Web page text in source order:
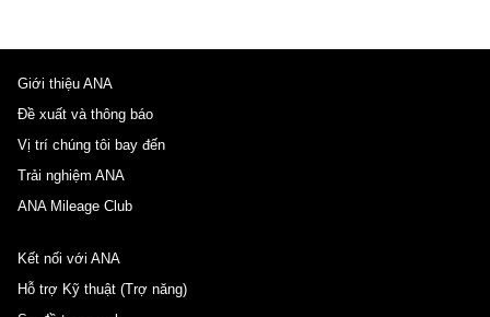
Giới thiệu ANA
Đề xuất và thông báo
Vị trí chúng tôi bay đến
Trải nghiệm ANA
ANA Mileage Club
Kết nối với ANA
Hỗ trợ Kỹ thuật (Trợ năng)